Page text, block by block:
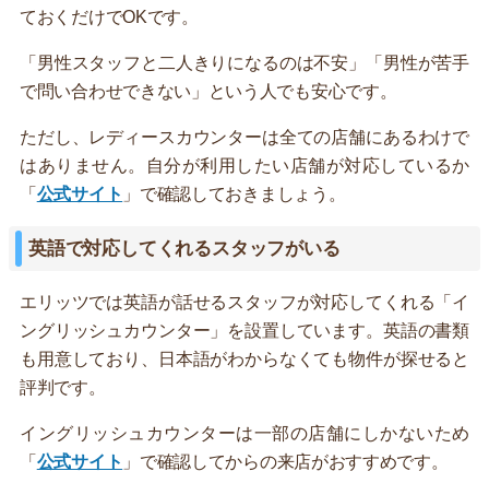
ておくだけでOKです。
「男性スタッフと二人きりになるのは不安」「男性が苦手
で問い合わせできない」という人でも安心です。
ただし、レディースカウンターは全ての店舗にあるわけで
はありません。自分が利用したい店舗が対応しているか
「 公式サイト 」で確認しておきましょう。
英語で対応してくれるスタッフがいる
エリッツでは英語が話せるスタッフが対応してくれる「イ
ングリッシュカウンター」を設置しています。英語の書類
も用意しており、日本語がわからなくても物件が探せると
評判です。
イングリッシュカウンターは一部の店舗にしかないため
「 公式サイト 」で確認してからの来店がおすすめです。